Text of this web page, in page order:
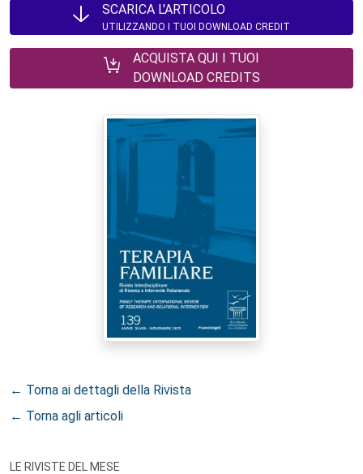
SCARICA L'ARTICOLO
UTILIZZANDO I TUOI DOWNLOAD CREDIT
ACQUISTA QUI I TUOI
DOWNLOAD CREDITS
← Torna ai dettagli della Rivista
← Torna agli articoli
LE RIVISTE DEL MESE